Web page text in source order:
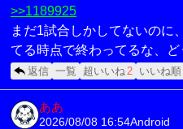
>>1189925
まだ1試合しかしてないのに
てる時点で終わってるな、
返信 一覧 超いいね2 いいね順
ああ
2026/08/08 16:54Android